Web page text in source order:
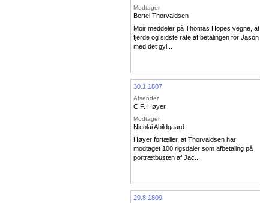
Modtager
Bertel Thorvaldsen
Moir meddeler på Thomas Hopes vegne, at
fjerde og sidste rate af betalingen for Jason
med det gyl...
30.1.1807
Afsender
C.F. Høyer
Modtager
Nicolai Abildgaard
Høyer fortæller, at Thorvaldsen har
modtaget 100 rigsdaler som afbetaling på
portrætbusten af Jac...
20.8.1809